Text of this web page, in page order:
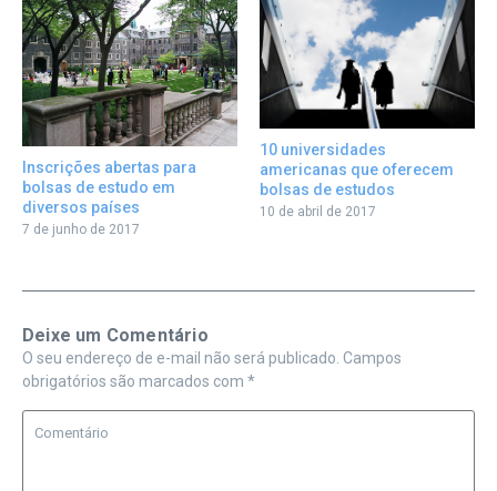
Inscrições abertas para
bolsas de estudo em
diversos países
7 de junho de 2017
10 universidades
americanas que oferecem
bolsas de estudos
10 de abril de 2017
Deixe um Comentário
O seu endereço de e-mail não será publicado. Campos
obrigatórios são marcados com *